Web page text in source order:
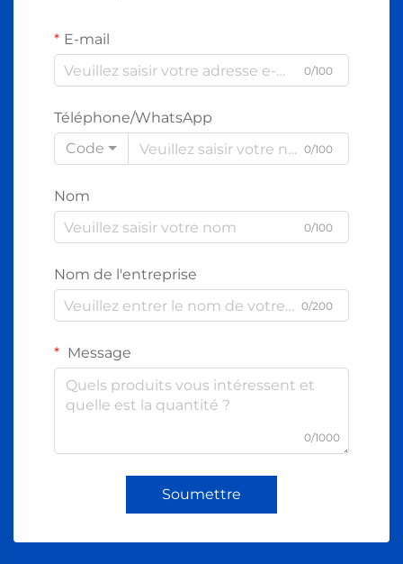
E-mail
0/100
Téléphone/WhatsApp
Code
0/100
Nom
0/100
Nom de l'entreprise
0/200
Message
0/1000
Soumettre